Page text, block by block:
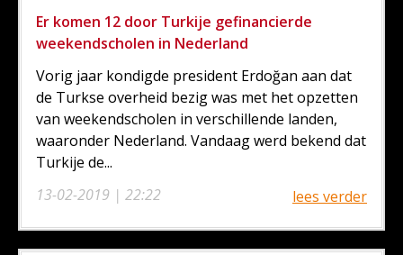
Er komen 12 door Turkije gefinancierde
weekendscholen in Nederland
13-02-2019 | 22:22
Vorig jaar kondigde president Erdoğan aan dat
de Turkse overheid bezig was met het opzetten
van weekendscholen in verschillende landen,
waaronder Nederland. Vandaag werd bekend dat
Turkije de...
lees verder